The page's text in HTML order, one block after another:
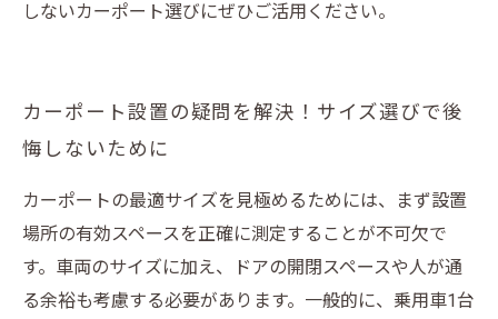
しないカーポート選びにぜひご活用ください。
カーポート設置の疑問を解決！サイズ選びで後
悔しないために
カーポートの最適サイズを見極めるためには、まず設置
場所の有効スペースを正確に測定することが不可欠で
す。車両のサイズに加え、ドアの開閉スペースや人が通
る余裕も考慮する必要があります。一般的に、乗用車1台